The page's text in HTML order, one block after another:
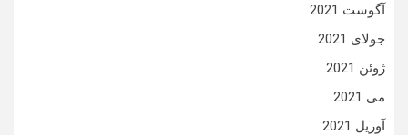
آگوست 2021
جولای 2021
ژوئن 2021
می 2021
آوریل 2021